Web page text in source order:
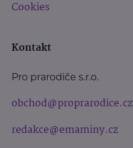
Cookies
Kontakt
Pro prarodiče s.r.o.
obchod@proprarodice.cz
redakce@emaminy.cz